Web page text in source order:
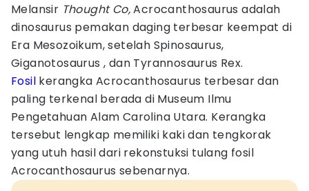
Melansir Thought Co,Acrocanthosaurus adalah
dinosaurus pemakan daging terbesar keempat di
Era Mesozoikum, setelah Spinosaurus,
Giganotosaurus , dan Tyrannosaurus Rex.
Fosil kerangka Acrocanthosaurus terbesar dan
paling terkenal berada di Museum Ilmu
Pengetahuan Alam Carolina Utara. Kerangka
tersebut lengkap memiliki kaki dan tengkorak
yang utuh hasil dari rekonstuksi tulang fosil
Acrocanthosaurus sebenarnya.